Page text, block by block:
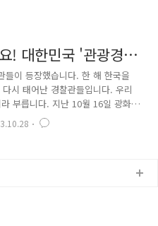
! 대한민국 '관광경
다.
들이 등장했습니다. 한 해 한국을
시 태어난 경찰관들입니다. 우리
부릅니다. 지난 10월 16일 광화
다. 푸른색 재킷, 베레모와 검정
를 합니다. 관광경찰은 관광지 범
수한 경찰관 52명과 의무경찰 49명